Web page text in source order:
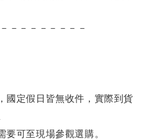
－－－－－－－－
國定假日皆無收件，實際到貨
要可至現場參觀選購。